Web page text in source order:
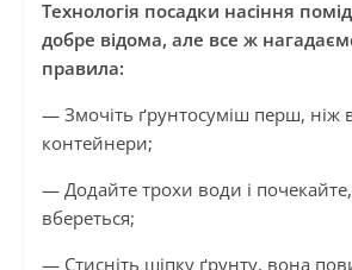
Технологія посадки насіння
добре відома, але все ж
правила:
— Змочіть ґрунтосуміш перш, ніж
контейнери;
— Додайте трохи води і
вбереться;
— Стисніть щіпку ґрунту, вона